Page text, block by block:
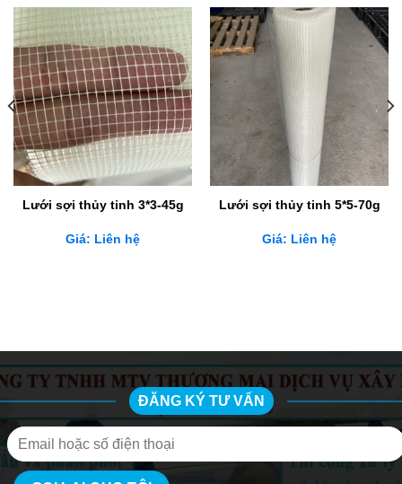
Lưới sợi thủy tinh 3*3-45g
Giá: Liên hệ
Lưới sợi thủy tinh 5*5-70g
Giá: Liên hệ
ĐĂNG KÝ TƯ VẤN